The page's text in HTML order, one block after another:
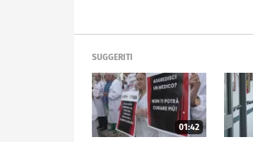
SUGGERITI
01:42